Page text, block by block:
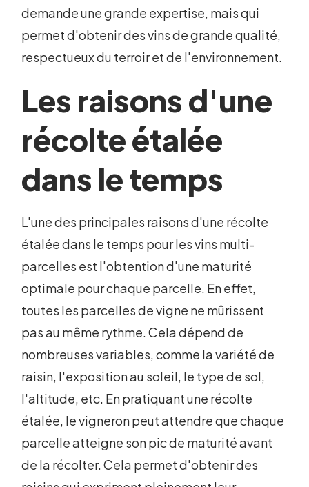
demande une grande expertise, mais qui
permet d'obtenir des vins de grande qualité,
respectueux du terroir et de l'environnement.
Les raisons d'une
récolte étalée
dans le temps
L'une des principales raisons d'une récolte
étalée dans le temps pour les vins multi-
parcelles est l'obtention d'une maturité
optimale pour chaque parcelle. En effet,
toutes les parcelles de vigne ne mûrissent
pas au même rythme. Cela dépend de
nombreuses variables, comme la variété de
raisin, l'exposition au soleil, le type de sol,
l'altitude, etc. En pratiquant une récolte
étalée, le vigneron peut attendre que chaque
parcelle atteigne son pic de maturité avant
de la récolter. Cela permet d'obtenir des